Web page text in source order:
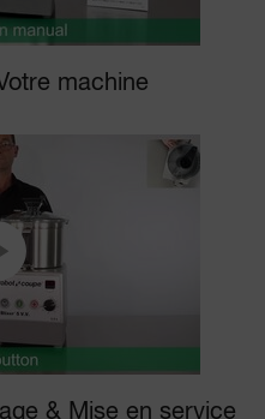
machine
& Mise en service